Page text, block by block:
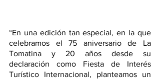
“En una edición tan especial, en la que
celebramos el 75 aniversario de La
Tomatina y 20 años desde su
declaración como Fiesta de Interés
Turístico Internacional, planteamos un